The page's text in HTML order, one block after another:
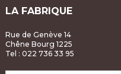
LA FABRIQUE
Rue de Genève 14
Chêne Bourg 1225
Tel : 022 736 33 95